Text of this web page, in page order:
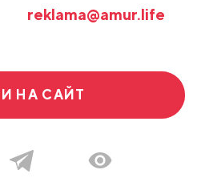
reklama@amur.life
НА САЙТ